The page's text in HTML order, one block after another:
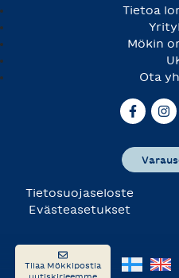
Tietoa
Mökin
Ota
Tietosuojaseloste
Evästeasetukset
Tilaa Mökkipostia
uutiskirjeemme